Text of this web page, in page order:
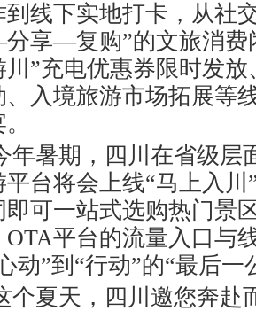
到线下实地打卡，从社
享—复购”的文旅消费
川”充电优惠券限时发
、入境旅游市场拓展等
年暑期，四川在省级层
平台将会上线“马上入
即可一站式选购热门景
OTA平台的流量入口与
动”到“行动”的“最后一
个夏天，四川邀您奔赴